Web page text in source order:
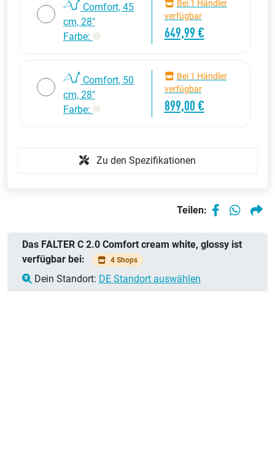
Comfort, 45
cm, 28"
Farbe:
Bei 1 Händler
verfügbar
649,99 €
Comfort, 50
cm, 28"
Farbe:
Bei 1 Händler
verfügbar
899,00 €
Zu den Spezifikationen
Teilen:
Das FALTER C 2.0 Comfort cream white, glossy ist
verfügbar bei:
4 Shops
Dein Standort: DE Standort auswählen